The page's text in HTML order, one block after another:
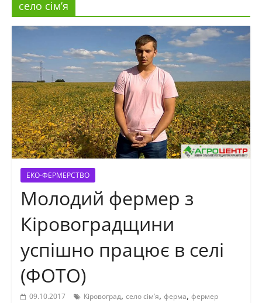
село сім’я
ЕКО-ФЕРМЕРСТВО
Молодий фермер з
Кіровоградщини
успішно працює в селі
(ФОТО)
09.10.2017 Кіровоград, село сім’я, ферма, фермер